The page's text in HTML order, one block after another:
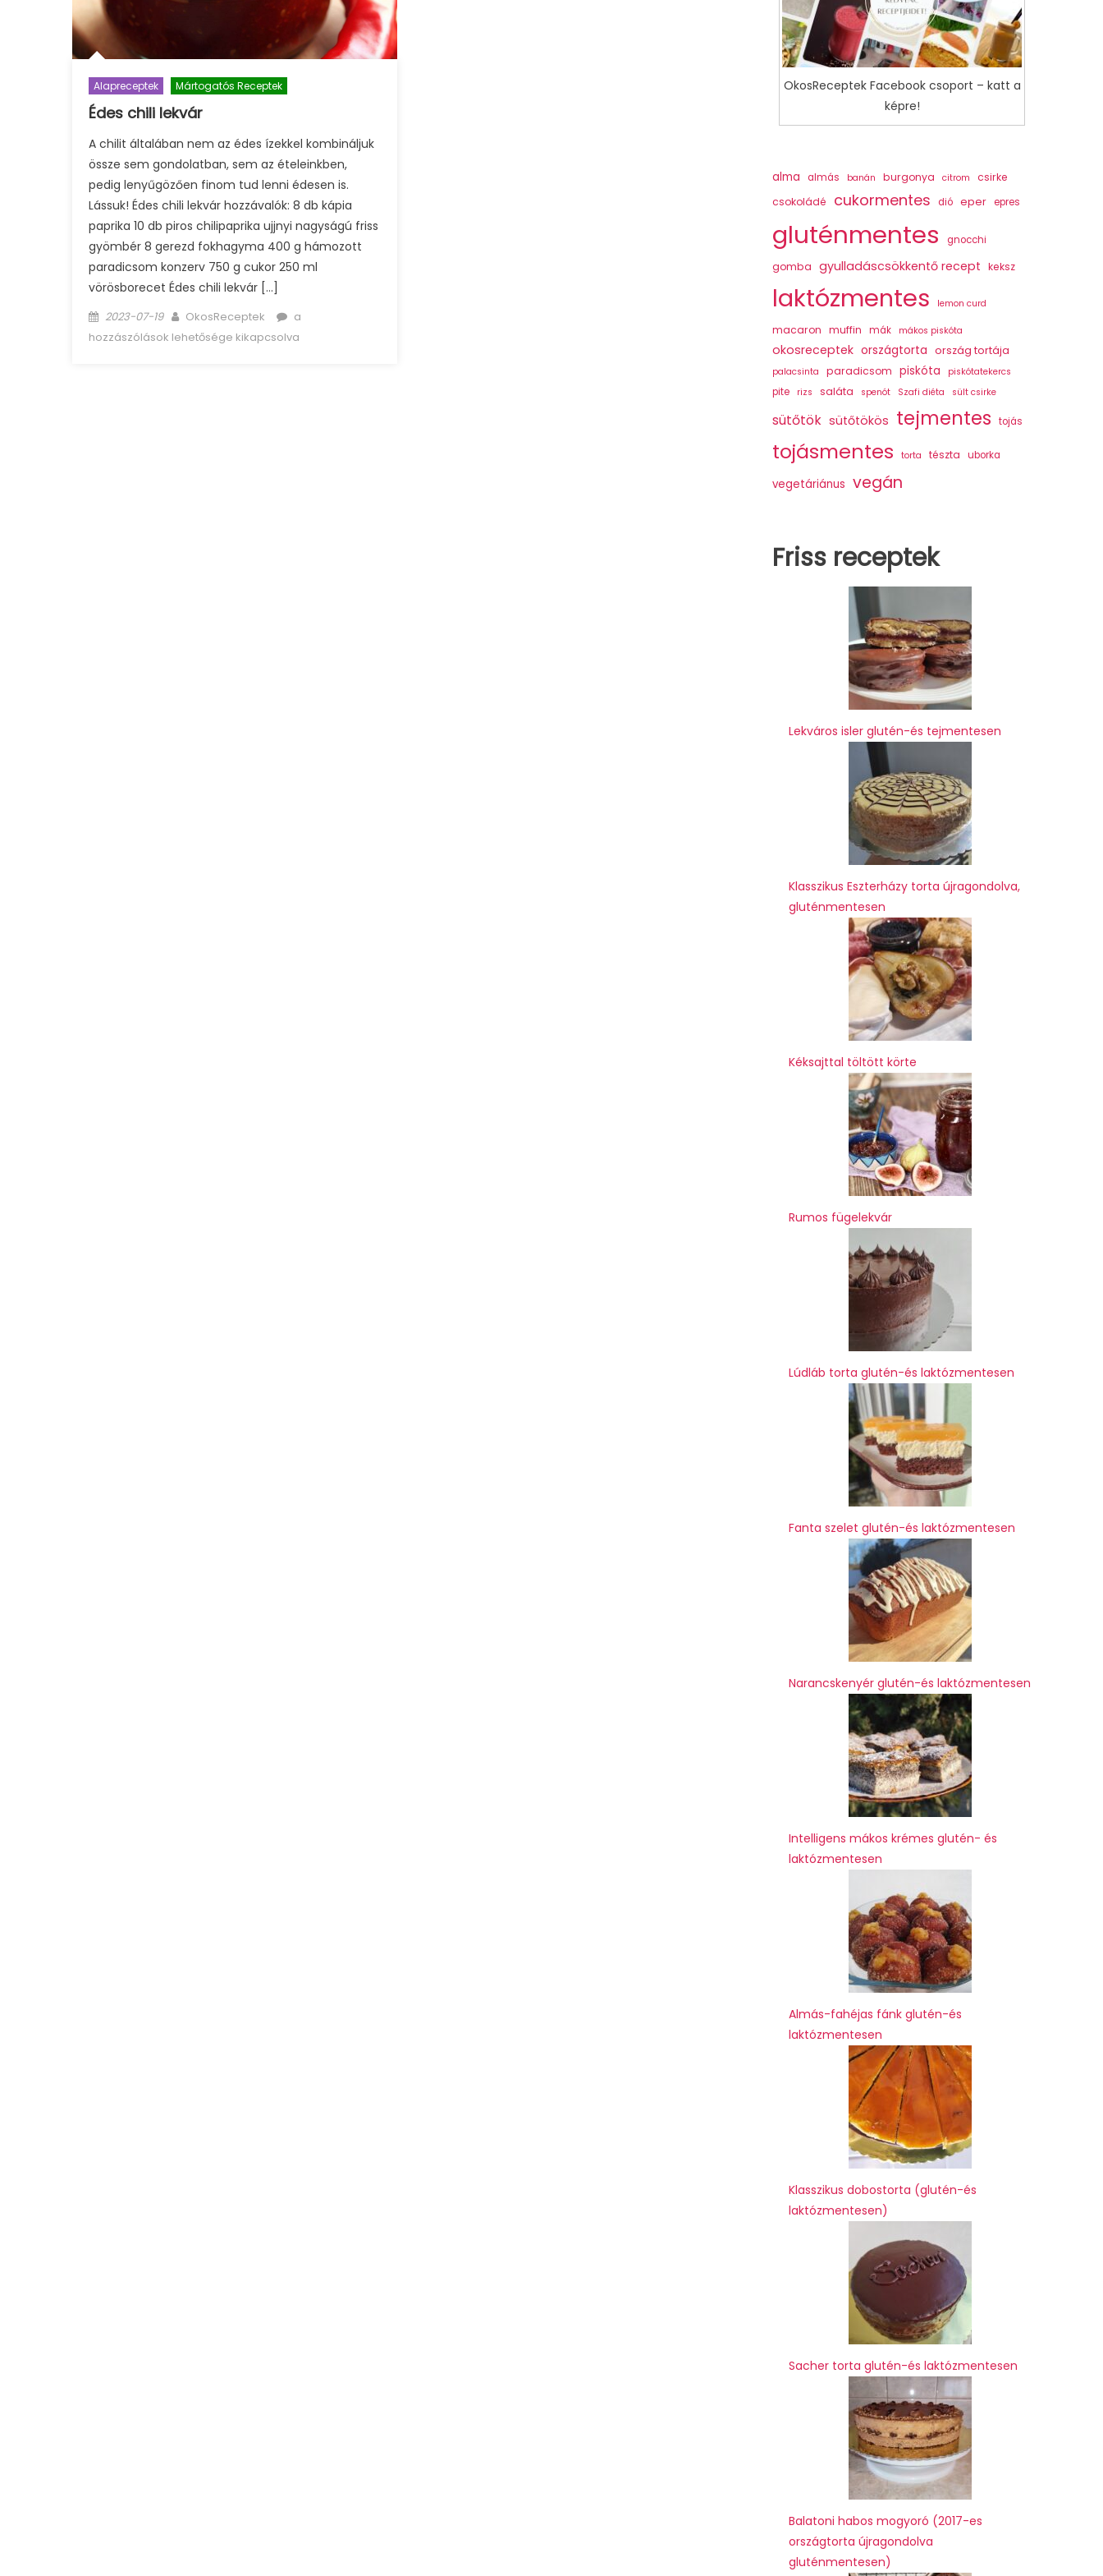
Alapreceptek Mártogatós Receptek
Édes chili lekvár
A chilit általában nem az édes ízekkel kombináljuk
össze sem gondolatban, sem az ételeinkben,
pedig lenyűgözően finom tud lenni édesen is.
Lássuk! Édes chili lekvár hozzávalók: 8 db kápia
paprika 10 db piros chilipaprika ujjnyi nagyságú friss
gyömbér 8 gerezd fokhagyma 400 g hámozott
paradicsom konzerv 750 g cukor 250 ml
vörösborecet Édes chili lekvár […]
Posted
on
2023-07-19 Author
OkosReceptek
Édes
chili
a
hozzászólások lehetősége kikapcsolva
OkosReceptek Facebook csoport – katt a
képre!
alma almás banán burgonya citrom
csirke
csokoládé
cukormentes dió eper epres
gluténmentes gnocchi
gomba gyulladáscsökkentő recept keksz
laktózmentes lemon curd
macaron muffin mák mákos piskóta
okosreceptek országtorta ország tortája
palacsinta paradicsom piskóta piskótatekercs
pite rizs saláta spenót Szafi diéta sült csirke
sütőtök sütőtökös tejmentes tojás
tojásmentes torta tészta uborka
vegetáriánus vegán
Friss receptek
Lekváros isler glutén-és tejmentesen
Klasszikus Eszterházy torta újragondolva,
gluténmentesen
Kéksajttal töltött körte
Rumos fügelekvár
Lúdláb torta glutén-és laktózmentesen
Fanta szelet glutén-és laktózmentesen
Narancskenyér glutén-és laktózmentesen
Intelligens mákos krémes glutén- és
laktózmentesen
Almás-fahéjas fánk glutén-és
laktózmentesen
Klasszikus dobostorta (glutén-és
laktózmentesen)
Sacher torta glutén-és laktózmentesen
Balatoni habos mogyoró (2017-es
országtorta újragondolva
gluténmentesen)